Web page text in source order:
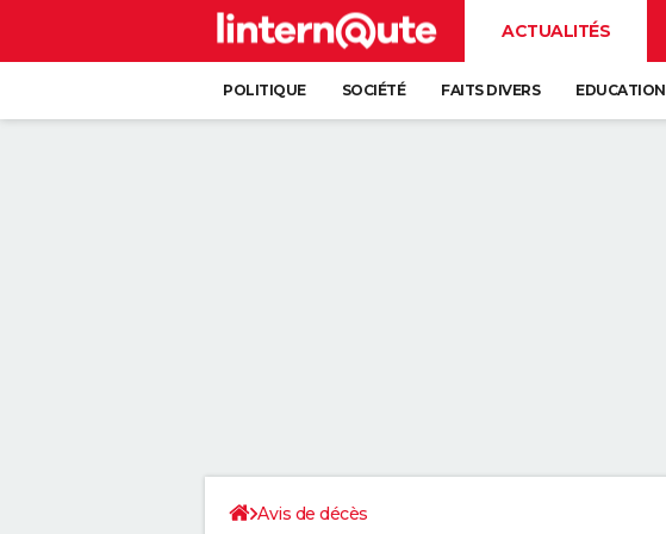
ACTUALITÉS
POLITIQUE SOCIÉTÉ FAITS DIVERS EDUCATION
Avis de décès